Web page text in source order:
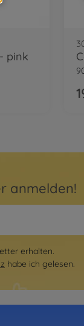
pink
anmelden!
erhalten.
habe ich gelesen.